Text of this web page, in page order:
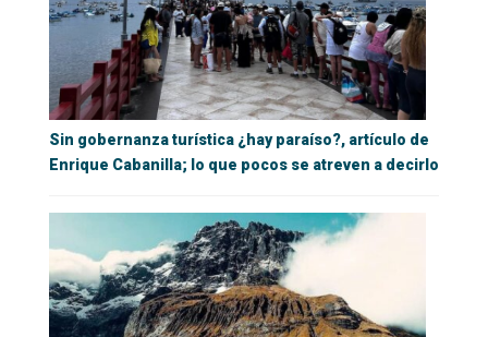
Sin gobernanza turística ¿hay paraíso?, artículo de
Enrique Cabanilla; lo que pocos se atreven a decirlo